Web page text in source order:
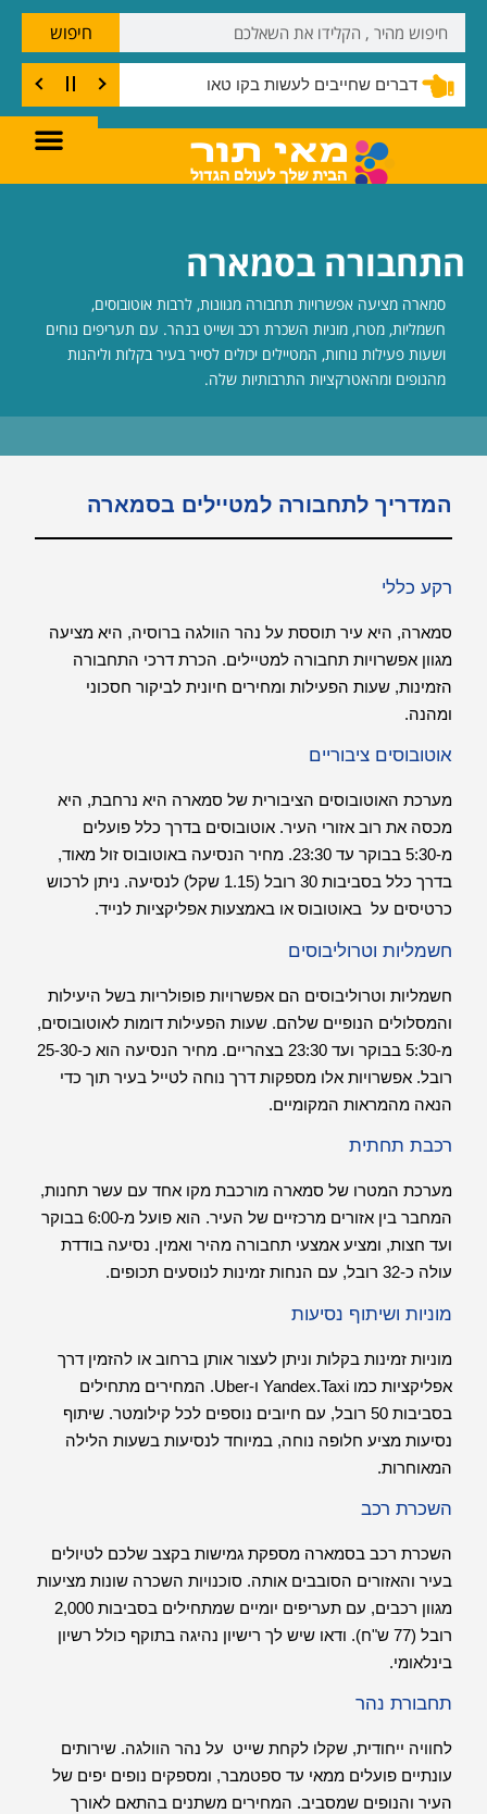
דברים שחייבים לעשות בקו טאו
חיפוש
התחבורה בסמארה
סמארה מציעה אפשרויות תחבורה מגוונות, לרבות אוטובוסים,
חשמליות, מטרו, מוניות השכרת רכב ושייט בנהר. עם תעריפים נוחים
ושעות פעילות נוחות, המטיילים יכולים לסייר בעיר בקלות וליהנות
מהנופים ומהאטרקציות התרבותיות שלה.
המדריך לתחבורה למטיילים בסמארה
רקע כללי
סמארה, היא עיר תוססת על נהר הוולגה ברוסיה, היא מציעה
מגוון אפשרויות תחבורה למטיילים. הכרת דרכי התחבורה
הזמינות, שעות הפעילות ומחירים חיונית לביקור חסכוני
ומהנה.
אוטובוסים ציבוריים
מערכת האוטובוסים הציבורית של סמארה היא נרחבת, היא
מכסה את רוב אזורי העיר. אוטובוסים בדרך כלל פועלים
מ-5:30 בבוקר עד 23:30. מחיר הנסיעה באוטובוס זול מאוד,
בדרך כלל בסביבות 30 רובל (1.15 שקל) לנסיעה. ניתן לרכוש
כרטיסים על באוטובוס או באמצעות אפליקציות לנייד.
חשמליות וטרוליבוסים
חשמליות וטרוליבוסים הם אפשרויות פופולריות בשל היעילות
והמסלולים הנופיים שלהם. שעות הפעילות דומות לאוטובוסים,
מ-5:30 בבוקר ועד 23:30 בצהריים. מחיר הנסיעה הוא כ-25-30
רובל. אפשרויות אלו מספקות דרך נוחה לטייל בעיר תוך כדי
הנאה מהמראות המקומיים.
רכבת תחתית
מערכת המטרו של סמארה מורכבת מקו אחד עם עשר תחנות,
המחבר בין אזורים מרכזיים של העיר. הוא פועל מ-6:00 בבוקר
ועד חצות, ומציע אמצעי תחבורה מהיר ואמין. נסיעה בודדת
עולה כ-32 רובל, עם הנחות זמינות לנוסעים תכופים.
מוניות ושיתוף נסיעות
מוניות זמינות בקלות וניתן לעצור אותן ברחוב או להזמין דרך
אפליקציות כמו Yandex.Taxi ו-Uber. המחירים מתחילים
בסביבות 50 רובל, עם חיובים נוספים לכל קילומטר. שיתוף
נסיעות מציע חלופה נוחה, במיוחד לנסיעות בשעות הלילה
המאוחרות.
השכרת רכב
השכרת רכב בסמארה מספקת גמישות בקצב שלכם לטיולים
בעיר והאזורים הסובבים אותה. סוכנויות השכרה שונות מציעות
מגוון רכבים, עם תעריפים יומיים שמתחילים בסביבות 2,000
רובל (77 ש"ח). ודאו שיש לך רישיון נהיגה בתוקף כולל רשיון
בינלאומי.
תחבורת נהר
לחוויה ייחודית, שקלו לקחת שייט על נהר הוולגה. שירותים
עונתיים פועלים ממאי עד ספטמבר, ומספקים נופים יפים של
העיר והנופים שמסביב. המחירים משתנים בהתאם לאורך